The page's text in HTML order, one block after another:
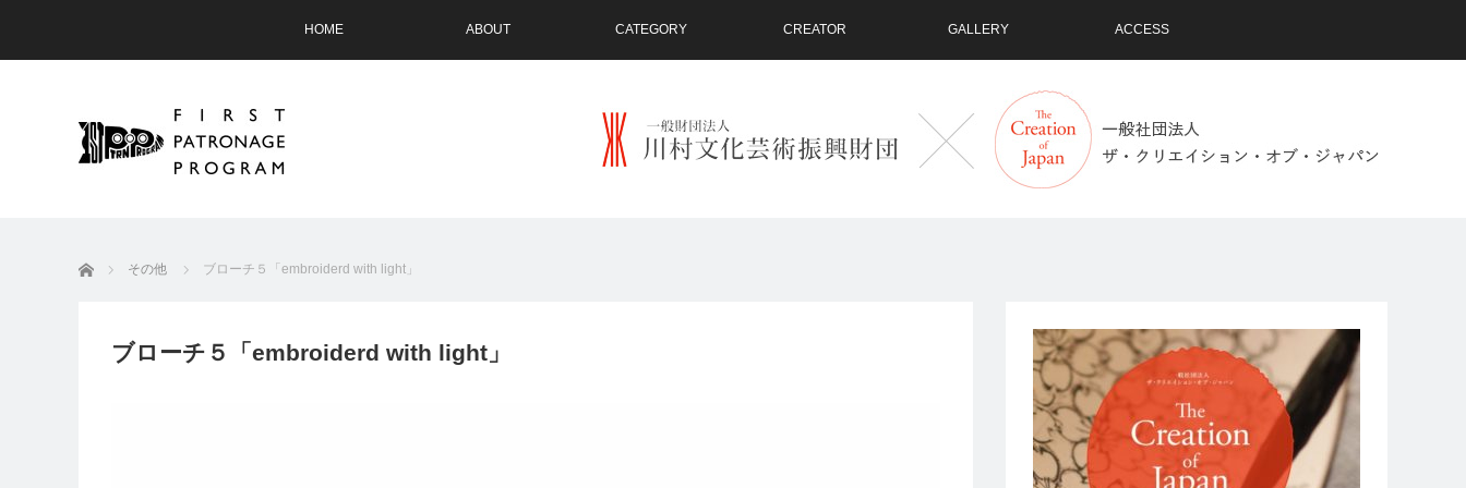
HOME ABOUT CATEGORY CREATOR GALLERY ACCESS
ホーム その他 ブローチ５「embroiderd with light」
ブローチ５「embroiderd with light」